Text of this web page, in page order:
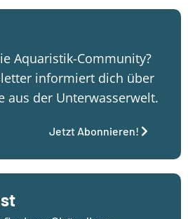
Aquaristik-Community?
informiert dich über
aus der Unterwasserwelt.
Jetzt Abonnieren!